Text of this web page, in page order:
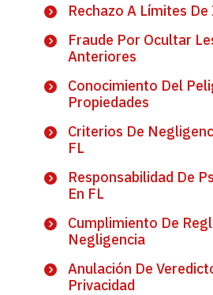
Rechazo A Límites
Fraude Por Ocultar
Anteriores
Conocimiento Del
Propiedades
Criterios De
FL
Responsabilidad De
En FL
Cumplimiento De
Negligencia
Anulación De
Privacidad